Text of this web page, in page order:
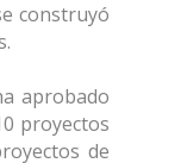
construyó
aprobado
proyectos
de